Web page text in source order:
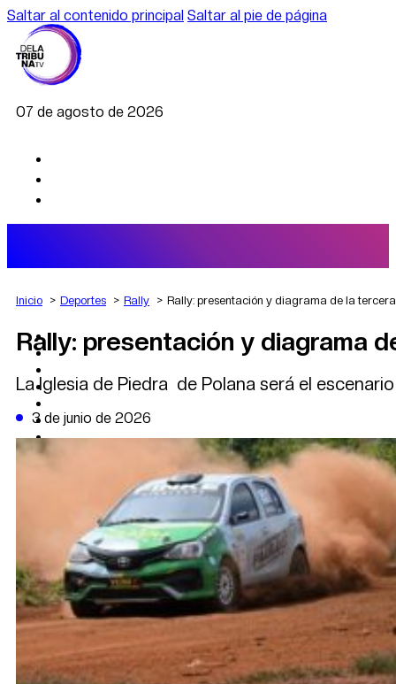
Saltar al contenido principal Saltar al pie de página
07 de agosto de 2026
AGRO
DEPORTES
POLÍTICA
DATA FIRME
DE LA TRIBUNA TV
Inicio Deportes Rally Rally: presentación y diagrama de la
Rally: presentación y diagrama
La Iglesia de Piedra de Polana será el
3 de junio de 2026